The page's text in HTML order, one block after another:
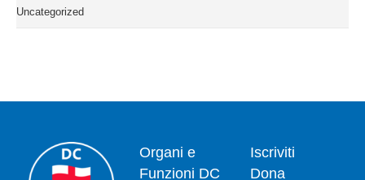
Uncategorized
Organi e
Funzioni DC
Iscriviti
Dona